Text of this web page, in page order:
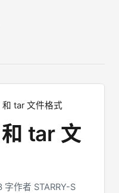
tar 文件格式
tar 文
字作者 STARRY-S